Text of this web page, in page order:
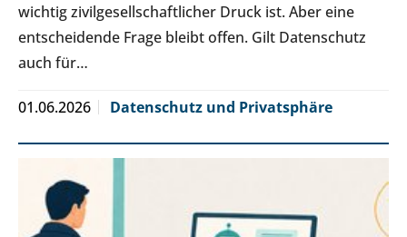
wichtig zivilgesellschaftlicher Druck ist. Aber eine
entscheidende Frage bleibt offen. Gilt Datenschutz
auch für…
01.06.2026 Datenschutz und Privatsphäre